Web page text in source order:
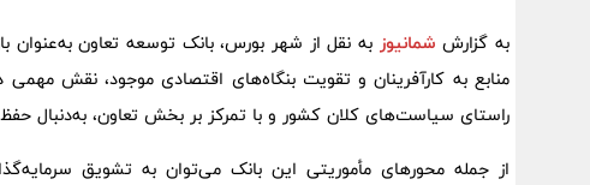
به گزارش شمانیوز به نقل از شهر بورس، بانک توسعه تعاون به‌عنوان
منابع به کارآفرینان و تقویت بنگاه‌های اقتصادی موجود، نقش
راستای سیاست‌های کلان کشور و با تمرکز بر بخش تعاون، به‌دنبال
از جمله محورهای مأموریتی این بانک می‌توان به تشویق